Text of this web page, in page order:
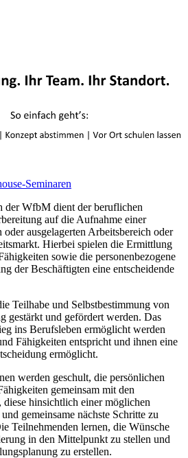
Seminaren
der WfbM dient der beruflichen
auf die Aufnahme einer
ausgelagerten Arbeitsbereich oder
Hierbei spielen die Ermittlung
sowie die personenbezogene
der Beschäftigten eine entscheidende
Teilhabe und Selbstbestimmung von
gestärkt und gefördert werden. Das
ins Berufsleben ermöglicht werden
Fähigkeiten entspricht und ihnen eine
ermöglicht.
werden geschult, die persönlichen
gemeinsam mit den
hinsichtlich einer möglichen
gemeinsame nächste Schritte zu
Teilnehmenden lernen, die Wünsche
in den Mittelpunkt zu stellen und
zu erstellen.